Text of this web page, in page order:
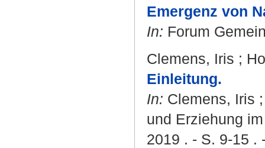
Emergenz von
In: Forum
Clemens, Iris ;
Einleitung.
In: Clemens, Iris
und Erziehung
2019 . - S. 9-15 .